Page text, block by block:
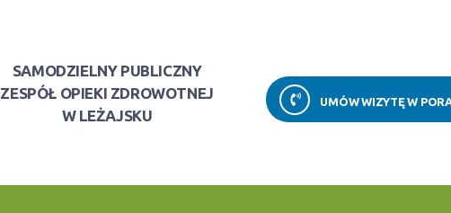
SAMODZIELNY PUBLICZNY
ZESPÓŁ OPIEKI ZDROWOTNEJ
W LEŻAJSKU
UMÓW WIZYTĘ W